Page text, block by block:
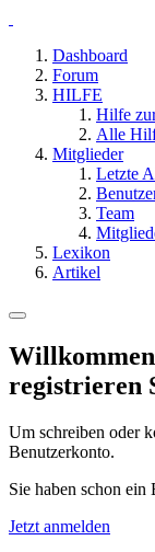
Dashboard
Forum
HILFE
Hilfe
Alle
Mitglieder
Letzte
Team
Lexikon
Artikel
registrieren
Um schreiben oder
Benutzerkonto.
Sie haben schon
Jetzt anmelden